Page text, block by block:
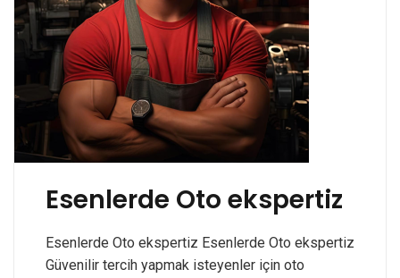
Esenlerde Oto ekspertiz
Esenlerde Oto ekspertiz Esenlerde Oto ekspertiz
Güvenilir tercih yapmak isteyenler için oto